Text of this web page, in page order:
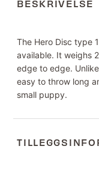
BESKRIVELSE
The Hero Disc type
available. It weighs
edge to edge.
easy to throw long
small puppy.